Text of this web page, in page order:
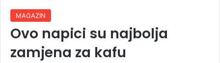
MAGAZIN
Ovo napici su najbolja
zamjena za kafu